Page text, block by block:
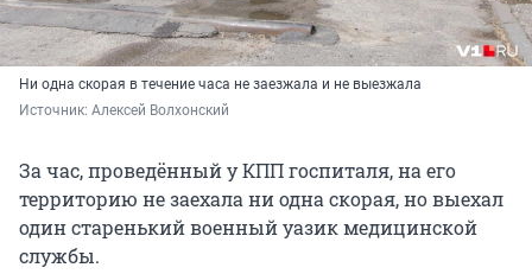
Ни одна скорая в течение часа не заезжала и не выезжала
Источник: Алексей Волхонский
За час, проведённый у КПП госпиталя, на его
территорию не заехала ни одна скорая, но выехал
один старенький военный уазик медицинской
службы.